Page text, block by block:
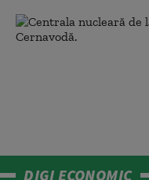
DIGI ECONOMIC